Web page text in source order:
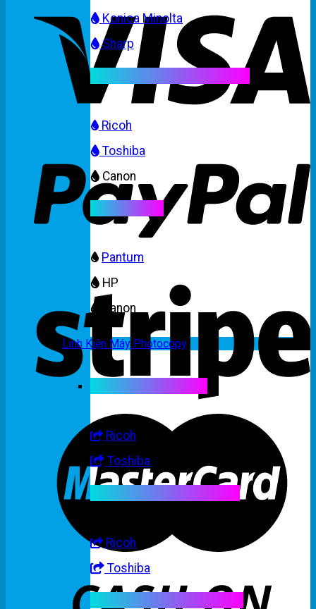
Konica Minolta
Sharp
Ricoh
Toshiba
Canon
Pantum
HP
Canon
Linh Kiện Máy Photocopy
Ricoh
Toshiba
Ricoh
Toshiba